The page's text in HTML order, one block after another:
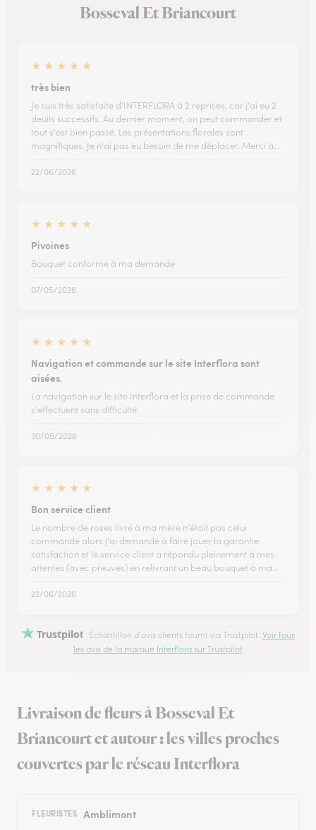
Bosseval Et Briancourt
★ ★ ★ ★ ★
très bien
Je suis très satisfaite d'INTERFLORA à 2 reprises, car j'ai eu 2
deuils successifs. Au dernier moment, on peut commander et
tout s'est bien passé. Les présentations florales sont
magnifiques. Je n'ai pas eu besoin de me déplacer. Merci à…
22/06/2026
★ ★ ★ ★ ★
Pivoines
Bouquet conforme à ma demande
07/05/2026
★ ★ ★ ★ ★
Navigation et commande sur le site Interflora sont
aisées.
La navigation sur le site Interflora et la prise de commande
s'effectuent sans difficulté.
30/05/2026
★ ★ ★ ★ ★
Bon service client
Le nombre de roses livré à ma mère n'était pas celui
commandé alors j'ai demandé à faire jouer la garantie
satisfaction et le service client a répondu pleinement à mes
attentes (avec preuves) en relivrant un beau bouquet à ma…
22/06/2026
Trustpilot Échantillon d'avis clients fourni via Trustpilot. Voir tous
les avis de la marque Interflora sur Trustpilot
Livraison de fleurs à Bosseval Et
Briancourt et autour : les villes proches
couvertes par le réseau Interflora
FLEURISTES Amblimont